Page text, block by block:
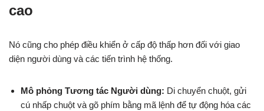
cao
Nó cũng cho phép điều khiển ở cấp độ thấp hơn đối với giao
diện người dùng và các tiến trình hệ thống.
Mô phỏng Tương tác Người dùng: Di chuyển chuột, gửi
cú nhấp chuột và gõ phím bằng mã lệnh để tự động hóa các